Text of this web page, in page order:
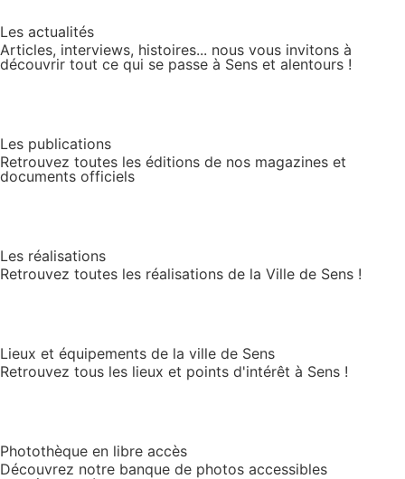
Les actualités
Articles, interviews, histoires... nous vous invitons à
découvrir tout ce qui se passe à Sens et alentours !
Les publications
Retrouvez toutes les éditions de nos magazines et
documents officiels
Les réalisations
Retrouvez toutes les réalisations de la Ville de Sens !
Lieux et équipements de la ville de Sens
Retrouvez tous les lieux et points d'intérêt à Sens !
Photothèque en libre accès
Découvrez notre banque de photos accessibles